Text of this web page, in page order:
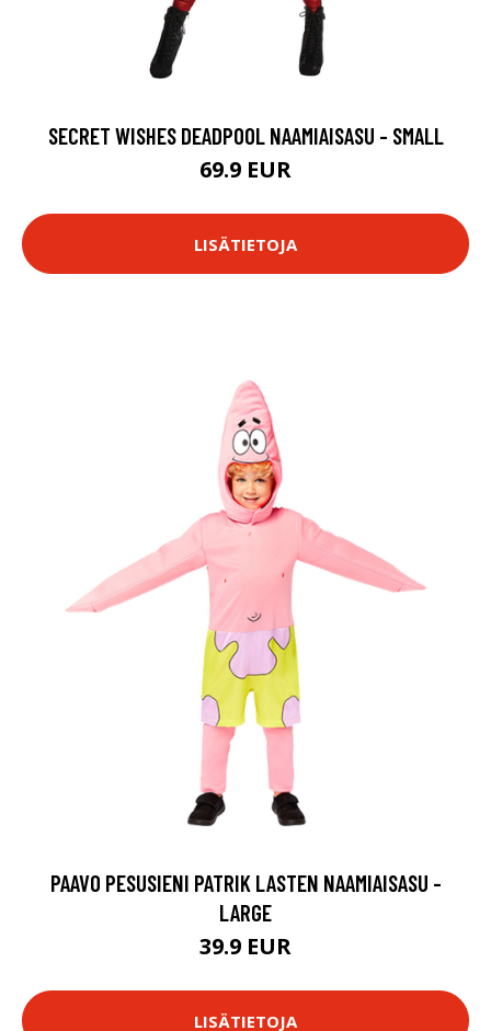
SECRET WISHES DEADPOOL NAAMIAISASU - SMALL
69.9 EUR
LISÄTIETOJA
PAAVO PESUSIENI PATRIK LASTEN NAAMIAISASU -
LARGE
39.9 EUR
LISÄTIETOJA